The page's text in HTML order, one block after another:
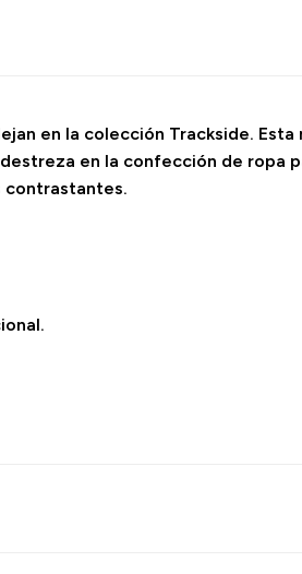
en la colección Trackside.
en la confección de ropa
contrastantes.